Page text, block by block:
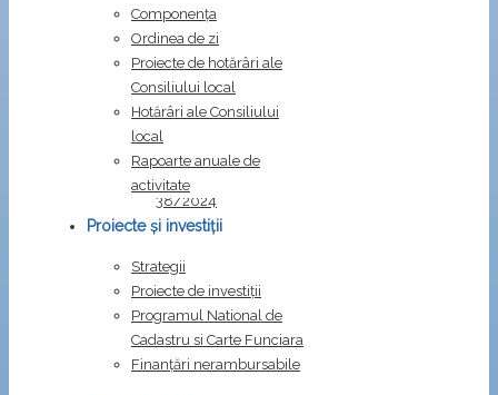
pentru
Iacob
Alin
Semn
de
Dispozitia
38/2024
Dispozitia
Componența
Ordinea de zi
Proiecte de hotărâri ale
Consiliului local
Hotărâri ale Consiliului
local
Rapoarte anuale de
activitate
Proiecte și investiții
Strategii
Proiecte de investiții
Programul National de
Cadastru si Carte Funciara
Finanțări nerambursabile